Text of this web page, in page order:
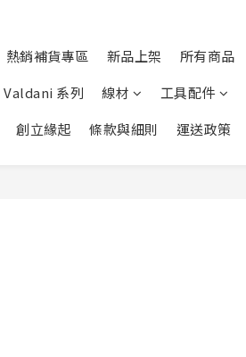
熱銷補貨專區 新品上架 所有商品
Valdani 系列 線材 工具配件
創立緣起 條款與細則 運送政策